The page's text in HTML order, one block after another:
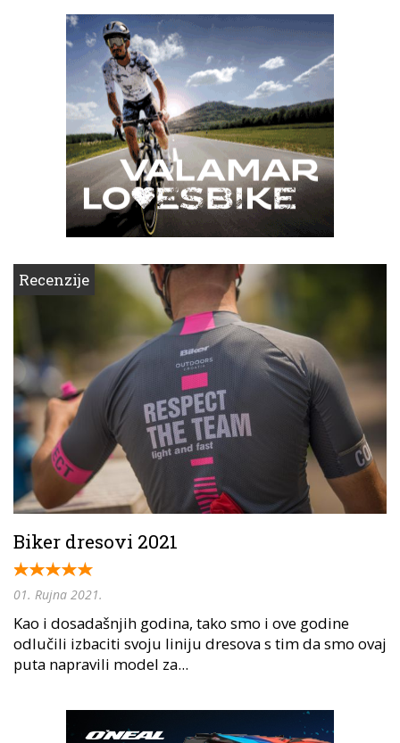
Recenzije
Biker dresovi 2021
01. Rujna 2021.
Kao i dosadašnjih godina, tako smo i ove godine
odlučili izbaciti svoju liniju dresova s tim da smo ovaj
puta napravili model za...